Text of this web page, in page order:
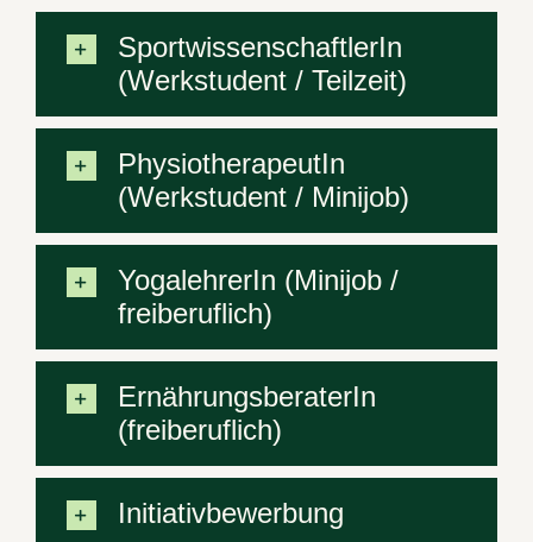
SportwissenschaftlerIn
(Werkstudent / Teilzeit)
PhysiotherapeutIn
(Werkstudent / Minijob)
YogalehrerIn (Minijob /
freiberuflich)
ErnährungsberaterIn
(freiberuflich)
Initiativbewerbung